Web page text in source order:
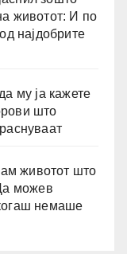
животот: И по
најдобрите
му ја кажете
што
животот што
можев
немаше